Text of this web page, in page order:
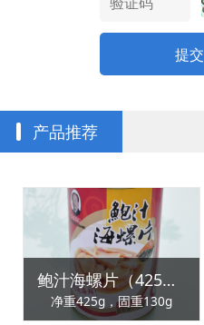
提交
产品推荐
鲍汁海螺片（425g）
净重425g，固重130g